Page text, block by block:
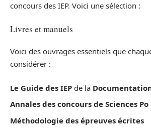
concours des IEP. Voici une sélection :
Livres et manuels
Voici des ouvrages essentiels que
considérer :
Le Guide des IEP de la
Annales des concours de Sciences Po
Méthodologie des épreuves écrites